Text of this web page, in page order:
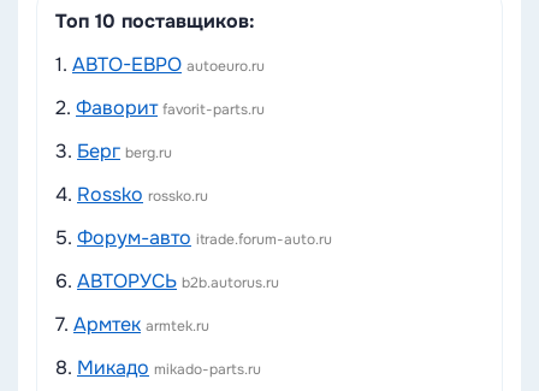
Топ 10 поставщиков:
1. АВТО-ЕВРО autoeuro.ru
2. Фаворит favorit-parts.ru
3. Берг berg.ru
4. Rossko rossko.ru
5. Форум-авто itrade.forum-auto.ru
6. АВТОРУСЬ b2b.autorus.ru
7. Армтек armtek.ru
8. Микадо mikado-parts.ru